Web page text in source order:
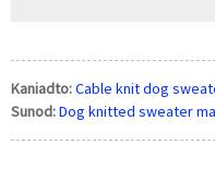
Kaniadto:Cable knit dog
Sunod:Dog knitted sweater